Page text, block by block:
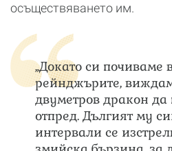
осъществяването им.
„Докато си почиваме
рейнджърите,
двуметров дракон
отпред. Дългият му
интервали се